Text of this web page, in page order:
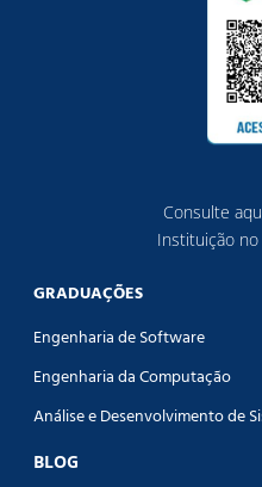
Consulte
Instituição no
GRADUAÇÕES
Engenharia de Software
Engenharia da Computação
Análise e Desenvolvimento de
BLOG